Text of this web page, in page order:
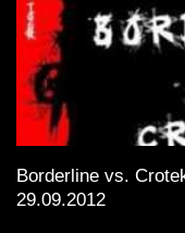
Borderline vs.
29.09.2012